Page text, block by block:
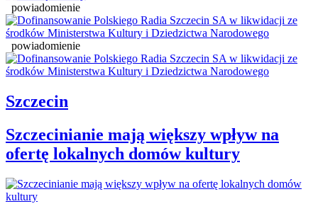
powiadomienie
powiadomienie
Szczecin
Szczecinianie mają większy wpływ na
ofertę lokalnych domów kultury